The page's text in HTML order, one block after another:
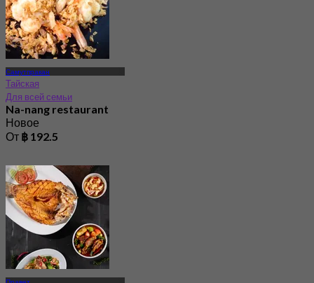
Самутпракан
Тайская
Для всей семьи
Na-nang restaurant
Новое
От ฿ 192.5